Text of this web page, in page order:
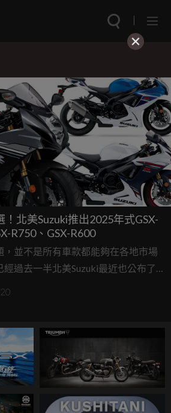
北美Suzuki推出2025年式GSX-
R750、GSX-R600
並不是所有車款都能夠在各地市場
過去一半北美Suzuki最近也公布了
貌，他們分別是GSX-R1000、GSX-
、GSX-R750以及GSX-R600！